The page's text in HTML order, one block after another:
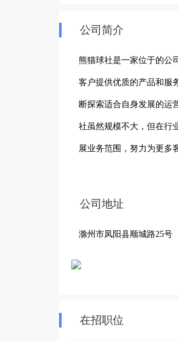
公司简介
熊猫球社是一家位于的公
客户提供优质的产品和服
断探索适合自身发展的运
社虽然规模不大，但在行
展业务范围，努力为更多
公司地址
滁州市凤阳县顺城路25号
在招职位